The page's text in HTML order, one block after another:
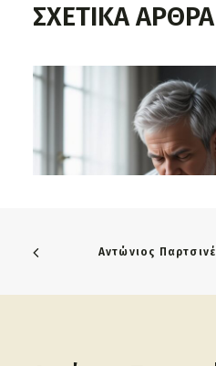
ΣΧΕΤΙΚΑ ΑΡΘΡΑ
Αντώνιος